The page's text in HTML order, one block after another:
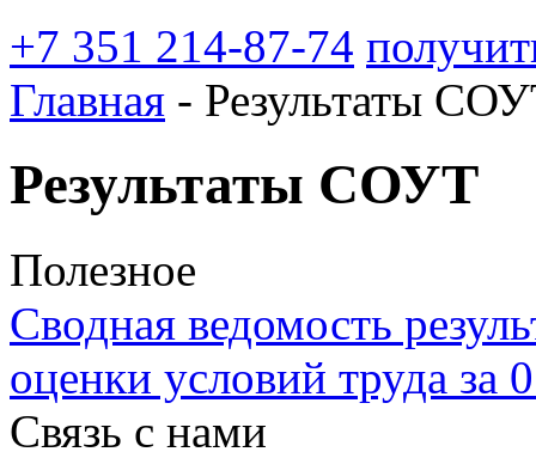
+7 351 214-87-74
Главная - Результаты
Результаты СОУТ
Полезное
Сводная ведомость
оценки условий труда за
Связь с нами